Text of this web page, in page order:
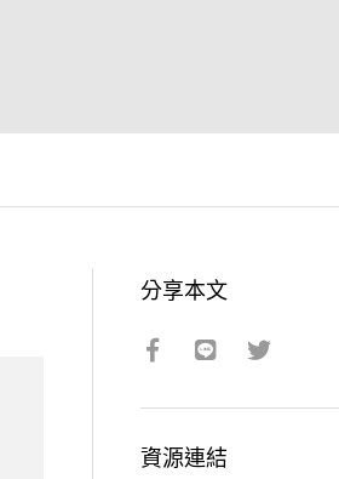
分享本文
資源連結